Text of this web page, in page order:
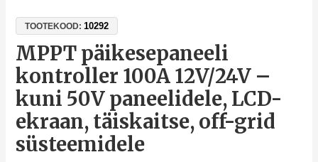
TOOTEKOOD:10292
MPPT päikesepaneeli
kontroller 100A 12V/24V –
kuni 50V paneelidele, LCD-
ekraan, täiskaitse, off-grid
süsteemidele